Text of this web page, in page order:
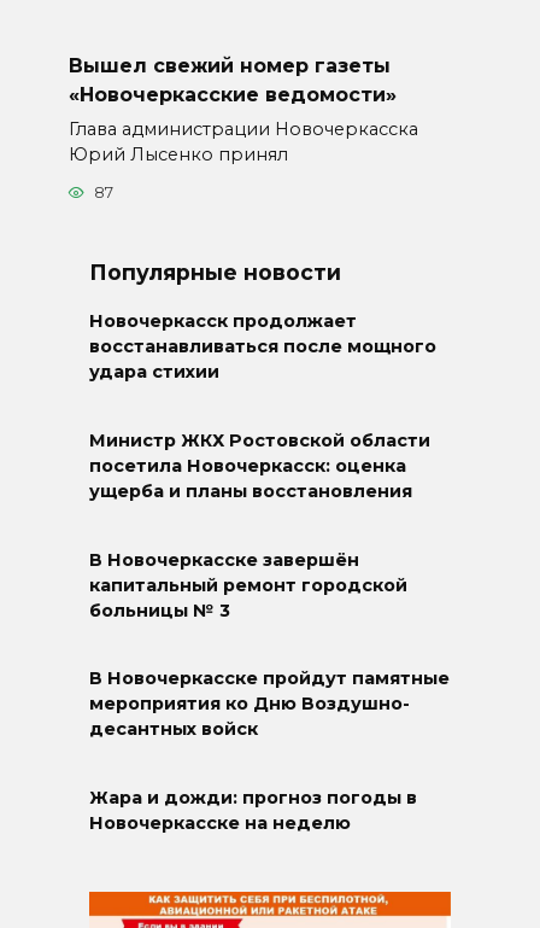
Вышел свежий номер газеты
«Новочеркасские ведомости»
Глава администрации Новочеркасска
Юрий Лысенко принял
87
Популярные новости
Новочеркасск продолжает
восстанавливаться после мощного
удара стихии
Министр ЖКХ Ростовской области
посетила Новочеркасск: оценка
ущерба и планы восстановления
В Новочеркасске завершён
капитальный ремонт городской
больницы № 3
В Новочеркасске пройдут памятные
мероприятия ко Дню Воздушно-
десантных войск
Жара и дожди: прогноз погоды в
Новочеркасске на неделю